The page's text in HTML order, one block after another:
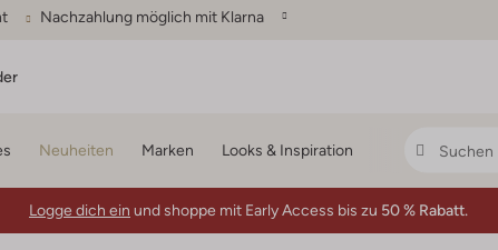
Nachzahlung möglich mit Klarna
Neuheiten Marken Looks & Inspiration
Logge dich ein und shoppe mit Early Access bis zu 50 % Rabatt.